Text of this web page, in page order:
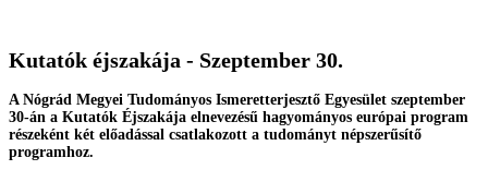
Kutatók éjszakája - Szeptember 30.
A Nógrád Megyei Tudományos Ismeretterjesztő Egyesület szeptember
30-án a Kutatók Éjszakája elnevezésű hagyományos európai program
részeként két előadással csatlakozott a tudományt népszerűsítő
programhoz.